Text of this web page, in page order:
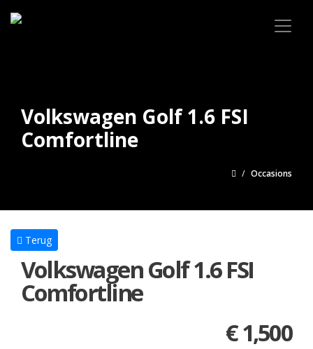
Volkswagen Golf 1.6 FSI
Comfortline
Occasions
Terug
Volkswagen Golf 1.6 FSI
Comfortline
€ 1,500